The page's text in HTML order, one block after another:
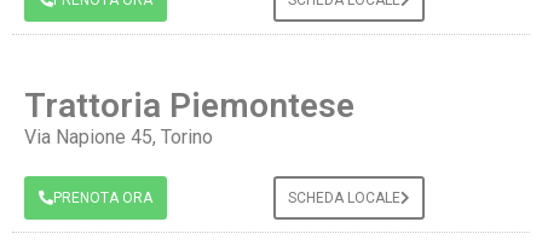
Trattoria Piemontese
Via Napione 45, Torino
PRENOTA ORA SCHEDA LOCALE